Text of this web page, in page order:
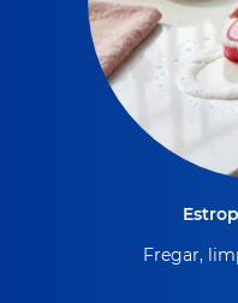
Fregar,